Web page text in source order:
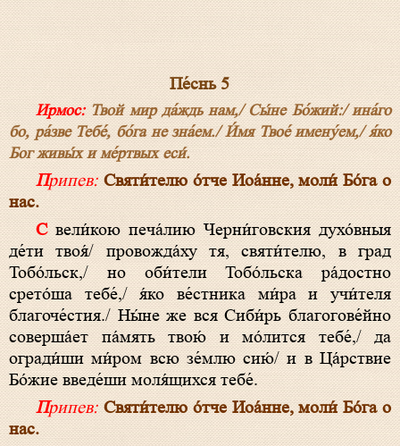
Пе́снь 5
Ирмос:Твой мир да́ждь нам,/ Сы́не Бо́жий:/ ина́го
бо, ра́зве Тебе́, бо́га не зна́ем./ И́мя Твое́ имену́ем,/ я́ко
Бог живы́х и ме́ртвых еси́.
Припев: Святи́телю о́тче Иоа́нне, моли́ Бо́га о
нас.
С вели́кою печа́лию Черни́говския духо́вныя
де́ти твоя́/ провожда́ху тя, святи́телю, в град
Тобо́льск,/ но оби́тели Тобо́льска ра́достно
срето́ша тебе́,/ я́ко ве́стника ми́ра и учи́теля
благоче́стия./ Ны́не же вся Сиби́рь благогове́йно
соверша́ет па́мять твою́ и мо́лится тебе́,/ да
огради́ши ми́ром всю зе́млю сию́/ и в Ца́рствие
Бо́жие введе́ши моля́щихся тебе́.
Припев: Святи́телю о́тче Иоа́нне, моли́ Бо́га о
нас.